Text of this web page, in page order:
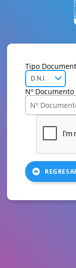
Tipo
D.N.I.
Nº Documento